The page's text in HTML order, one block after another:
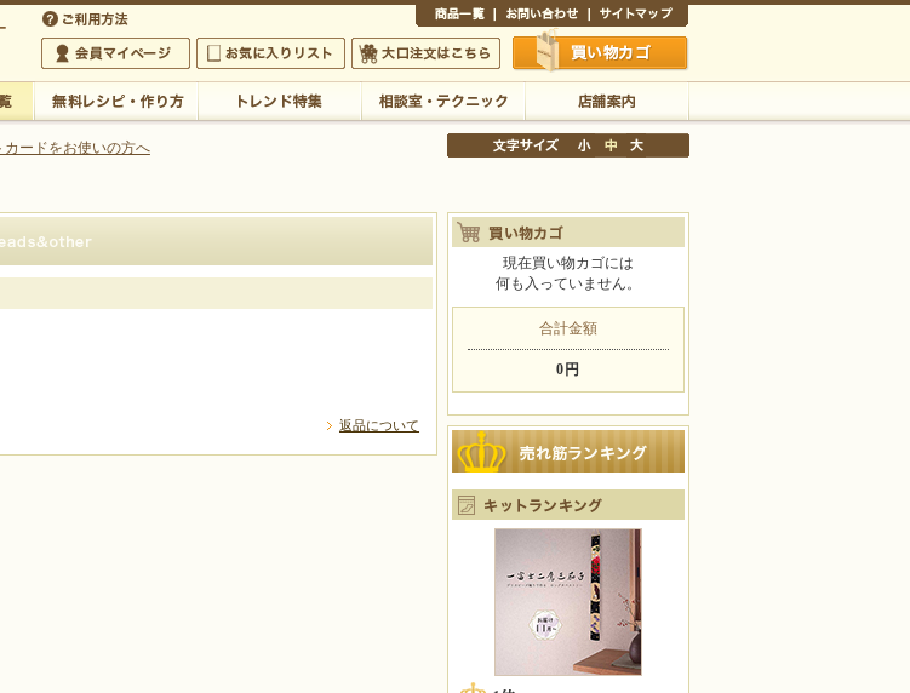
5,000円以上のご注文で送料は当店が負担いたします
は当店が負担いたします
会員マイページ
お気に入りリスト 大口注文はこちら 買い物かご
店舗案内
カードをお使いの方へ
返品について
現在買い物カゴには
何も入っていません。
合計金額
0円